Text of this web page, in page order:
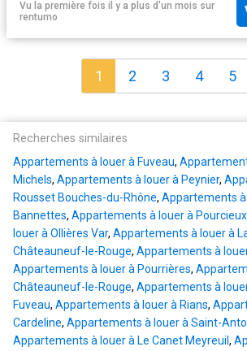
Vu la première fois il y a plus d'un mois sur
rentumo
1 2 3 4 5
Recherches similaires
Appartements à louer à Fuveau,
Michels, Appartements à louer à Peynier,
Rousset Bouches-du-Rhône, Appartements à
Bannettes, Appartements à louer à Pourcieux
louer à Ollières Var, Appartements à louer à
Châteauneuf-le-Rouge, Appartements à
Appartements à louer à Pourrières,
Châteauneuf-le-Rouge, Appartements à
Fuveau, Appartements à louer à Rians,
Cardeline, Appartements à louer à Saint-
Appartements à louer à Le Canet Meyreuil ,